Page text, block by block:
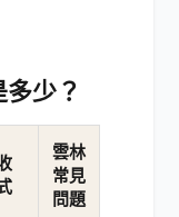
少？
雲林
常見
問題